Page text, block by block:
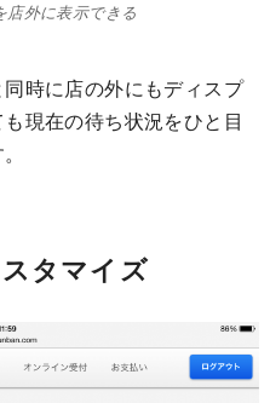
店外に表示できる
時に店の外にもディスプ
現在の待ち状況をひと目
タマイズ